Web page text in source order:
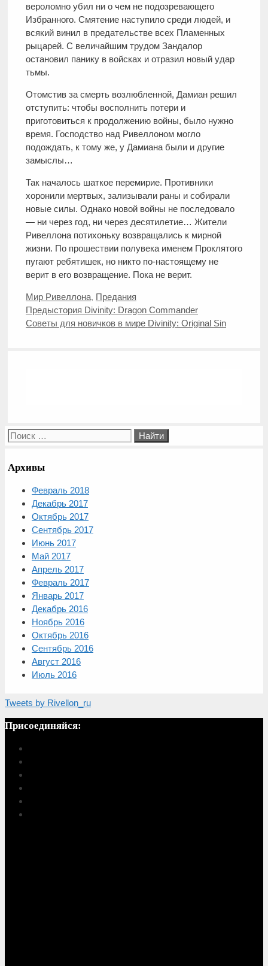
вероломно убил ни о чем не подозревающего
Избранного. Смятение наступило среди людей, и
всякий винил в предательстве всех Пламенных
рыцарей. С величайшим трудом Зандалор
остановил панику в войсках и отразил новый удар
тьмы.
Отомстив за смерть возлюбленной, Дамиан решил
отступить: чтобы восполнить потери и
приготовиться к продолжению войны, было нужно
время. Господство над Ривеллоном могло
подождать, к тому же, у Дамиана были и другие
замыслы…
Так началось шаткое перемирие. Противники
хоронили мертвых, зализывали раны и собирали
новые силы. Однако новой войны не последовало
— ни через год, ни через десятилетие… Жители
Ривеллона потихоньку возвращались к мирной
жизни. По прошествии полувека именем Проклятого
пугают ребятишек, но никто по-настоящему не
верит в его возвращение. Пока не верит.
Рубрики
Мир Ривеллона, Предания
Предыстория Divinity: Dragon Commander
Советы для новичков в мире Divinity: Original Sin
Поиск:
Архивы
Февраль 2018
Декабрь 2017
Октябрь 2017
Сентябрь 2017
Июнь 2017
Май 2017
Апрель 2017
Февраль 2017
Январь 2017
Декабрь 2016
Ноябрь 2016
Октябрь 2016
Сентябрь 2016
Август 2016
Июль 2016
Tweets by Rivellon_ru
Присоединяйся: